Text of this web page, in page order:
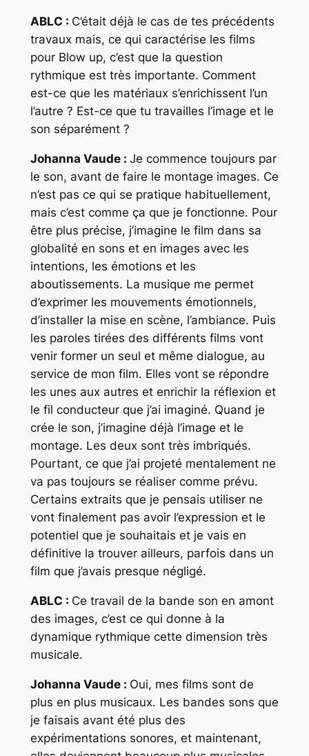
ABLC : C’était déjà le cas de tes précédents
travaux mais, ce qui caractérise les films
pour Blow up, c’est que la question
rythmique est très importante. Comment
est-ce que les matériaux s’enrichissent l’un
l’autre ? Est-ce que tu travailles l’image et le
son séparément ?
Johanna Vaude : Je commence toujours par
le son, avant de faire le montage images. Ce
n’est pas ce qui se pratique habituellement,
mais c’est comme ça que je fonctionne. Pour
être plus précise, j’imagine le film dans sa
globalité en sons et en images avec les
intentions, les émotions et les
aboutissements. La musique me permet
d’exprimer les mouvements émotionnels,
d’installer la mise en scène, l’ambiance. Puis
les paroles tirées des différents films vont
venir former un seul et même dialogue, au
service de mon film. Elles vont se répondre
les unes aux autres et enrichir la réflexion et
le fil conducteur que j’ai imaginé. Quand je
crée le son, j’imagine déjà l’image et le
montage. Les deux sont très imbriqués.
Pourtant, ce que j’ai projeté mentalement ne
va pas toujours se réaliser comme prévu.
Certains extraits que je pensais utiliser ne
vont finalement pas avoir l’expression et le
potentiel que je souhaitais et je vais en
définitive la trouver ailleurs, parfois dans un
film que j’avais presque négligé.
ABLC : Ce travail de la bande son en amont
des images, c’est ce qui donne à la
dynamique rythmique cette dimension très
musicale.
Johanna Vaude : Oui, mes films sont de
plus en plus musicaux. Les bandes sons que
je faisais avant été plus des
expérimentations sonores, et maintenant,